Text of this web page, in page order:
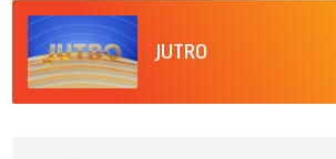
JUTRO